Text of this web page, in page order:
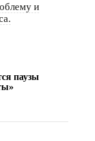
и
паузы